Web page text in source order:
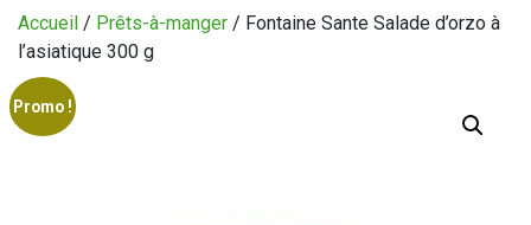
CIRCULAIRE
BLOGUE
Accueil / Prêts-à-manger / Fontaine Sante Salade d’orzo à
l’asiatique 300 g
Promo !